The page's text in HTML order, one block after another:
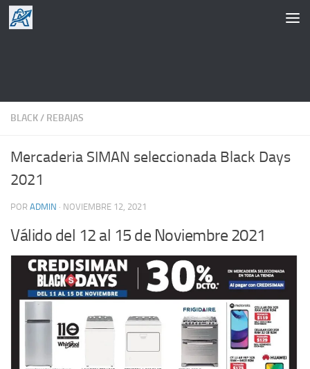
Saltar al contenido
BLACK/ REBAJAS
Mercaderia SIMAN seleccionada Black Days
2021
POR ADMIN · NOVIEMBRE 12, 2021
Válido del 12 al 15 de Noviembre 2021